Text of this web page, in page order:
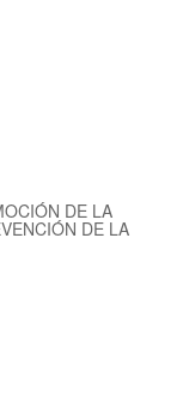
DE LA
DE LA